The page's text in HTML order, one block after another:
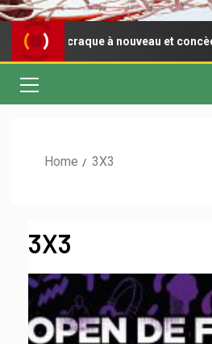
craque à nouveau et concède
Home 3X3
3X3